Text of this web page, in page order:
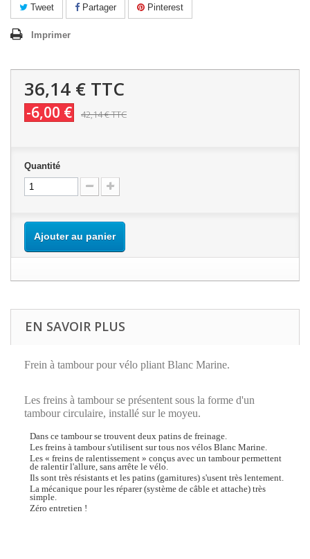
Tweet Partager Pinterest
Imprimer
36,14 € TTC
-6,00 € 42,14 €TTC
Quantité
Ajouter au panier
EN SAVOIR PLUS
Frein à tambour pour vélo pliant Blanc Marine.
Les freins à tambour se présentent sous la forme d'un
tambour circulaire, installé sur le moyeu.
Dans ce tambour se trouvent deux patins de freinage.
Les freins à tambour s'utilisent sur tous nos vélos Blanc Marine.
Les « freins de ralentissement » conçus avec un tambour permettent
de ralentir l'allure, sans arrête le vélo.
Ils sont très résistants et les patins (garnitures) s'usent très lentement.
La mécanique pour les réparer (système de câble et attache) très
simple.
Zéro entretien !